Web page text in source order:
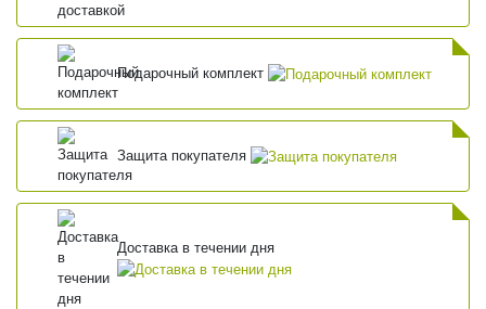
Подарочный комплект
Защита покупателя
Доставка в течении дня